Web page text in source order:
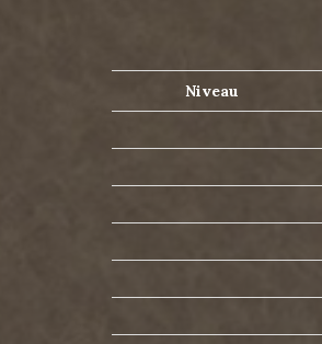
Niveau